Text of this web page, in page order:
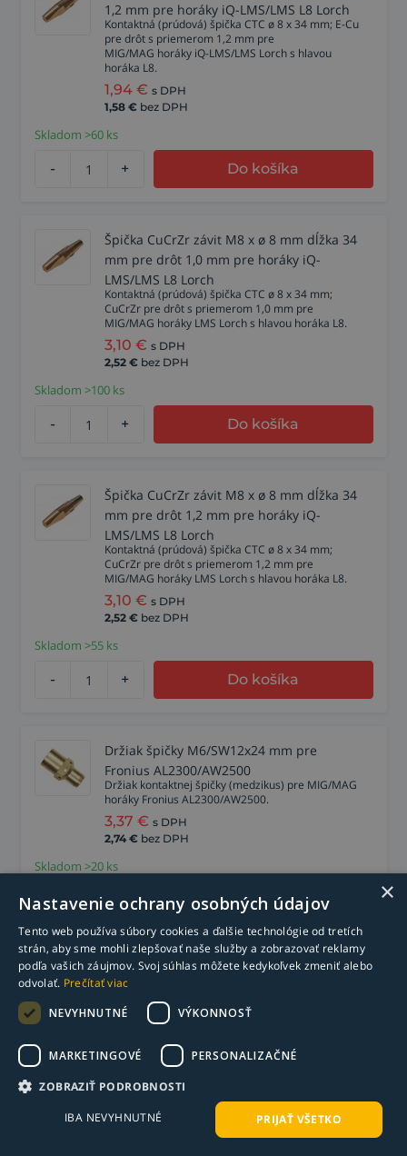
1,2 mm pre horáky iQ-LMS/LMS L8 Lorch
Kontaktná (prúdová) špička CTC ø 8 x 34 mm; E-Cu
pre drôt s priemerom 1,2 mm pre
MIG/MAG horáky iQ-LMS/LMS Lorch s hlavou
horáka L8.
1,94 € s DPH
1,58 € bez DPH
Skladom >60 ks
- + Do košíka
Špička CuCrZr závit M8 x ø 8 mm dĺžka 34
mm pre drôt 1,0 mm pre horáky iQ-
LMS/LMS L8 Lorch
Kontaktná (prúdová) špička CTC ø 8 x 34 mm;
CuCrZr pre drôt s priemerom 1,0 mm pre
MIG/MAG horáky LMS Lorch s hlavou horáka L8.
3,10 € s DPH
2,52 € bez DPH
Skladom >100 ks
- + Do košíka
Špička CuCrZr závit M8 x ø 8 mm dĺžka 34
mm pre drôt 1,2 mm pre horáky iQ-
LMS/LMS L8 Lorch
Kontaktná (prúdová) špička CTC ø 8 x 34 mm;
CuCrZr pre drôt s priemerom 1,2 mm pre
MIG/MAG horáky LMS Lorch s hlavou horáka L8.
3,10 € s DPH
2,52 € bez DPH
Skladom >55 ks
- + Do košíka
Držiak špičky M6/SW12x24 mm pre
Fronius AL2300/AW2500
Držiak kontaktnej špičky (medzikus) pre MIG/MAG
horáky Fronius AL2300/AW2500.
3,37 € s DPH
2,74 € bez DPH
Skladom >20 ks
- + Do košíka
Špička CuCrZr závit M6 x ∅ 8 mm dĺžka
33 mm pre drôt 1,0 mm
Prúdová (kontaktná) špička CuCrZr pre drôt s
priemerom 1,0 mm pre zváracie MIG/MAG horáky
ďalšie.
0,93€bez DPH
Skladom >150 ks
×
Nastavenie ochrany osobných údajov
Tento web používa súbory cookies a ďalšie technológie od tretích
strán, aby sme mohli zlepšovať naše služby a zobrazovať reklamy
podľa vašich záujmov. Svoj súhlas môžete kedykoľvek zmeniť alebo
odvolať. Prečítať viac
NEVYHNUTNÉ
VÝKONNOSŤ
MARKETINGOVÉ PERSONALIZAČNÉ
ZOBRAZIŤ PODROBNOSTI
PRIJAŤ VŠETKO
IBA NEVYHNUTNÉ